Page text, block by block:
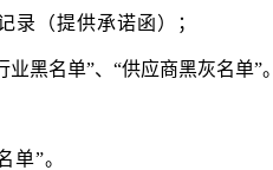
录（提供承诺函）；
黑名单”、“供应商黑灰名单”。
单”。